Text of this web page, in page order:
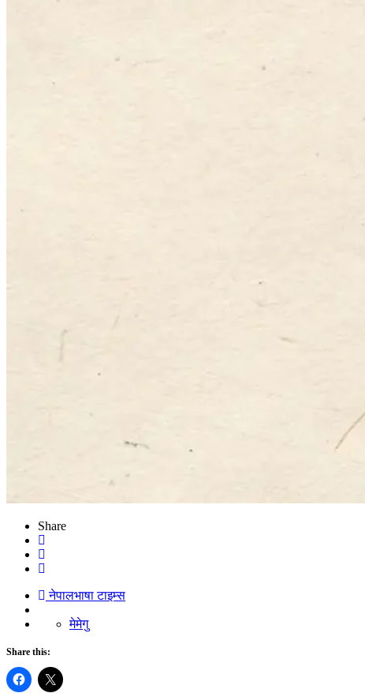
Share
नेपालभाषा टाइम्स
मेमेगु
Share this: